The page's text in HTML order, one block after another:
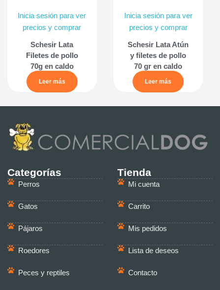
Inicia sesión para ver
precios y comprar
Schesir Lata
Filetes de pollo
70g en caldo
Leer más
Inicia sesión para ver
precios y comprar
Schesir Lata Atún
y filetes de pollo
70 gr en caldo
Leer más
Categorías
Perros
Gatos
Pájaros
Roedores
Peces y reptiles
Tienda
Mi cuenta
Carrito
Mis pedidos
Lista de deseos
Contacto